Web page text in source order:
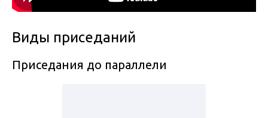
Виды приседаний
Приседания до параллели